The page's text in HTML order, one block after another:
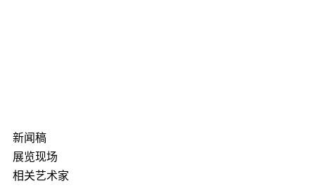
新闻稿
展览现场
相关艺术家